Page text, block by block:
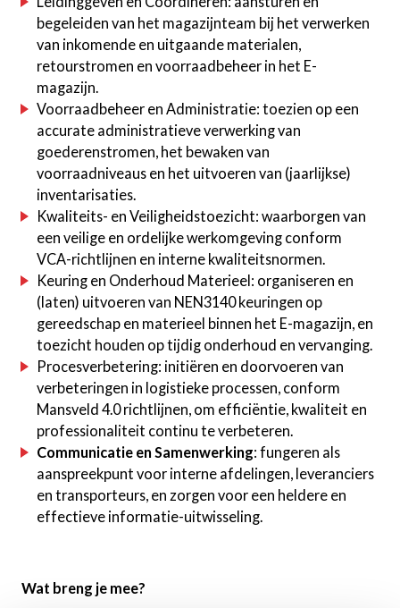
begeleiden van het magazijnteam bij het verwerken
van inkomende en uitgaande materialen,
retourstromen en voorraadbeheer in het E-
magazijn.
Voorraadbeheer en Administratie: toezien op een
accurate administratieve verwerking van
goederenstromen, het bewaken van
voorraadniveaus en het uitvoeren van (jaarlijkse)
inventarisaties.
Kwaliteits- en Veiligheidstoezicht: waarborgen van
een veilige en ordelijke werkomgeving conform
VCA-richtlijnen en interne kwaliteitsnormen.
Keuring en Onderhoud Materieel: organiseren en
(laten) uitvoeren van NEN3140 keuringen op
gereedschap en materieel binnen het E-magazijn, en
toezicht houden op tijdig onderhoud en vervanging.
Procesverbetering: initiëren en doorvoeren van
verbeteringen in logistieke processen, conform
Mansveld 4.0 richtlijnen, om efficiëntie, kwaliteit en
professionaliteit continu te verbeteren.
Communicatie en Samenwerking: fungeren als
aanspreekpunt voor interne afdelingen, leveranciers
en transporteurs, en zorgen voor een heldere en
effectieve informatie-uitwisseling.
Wat breng je mee?